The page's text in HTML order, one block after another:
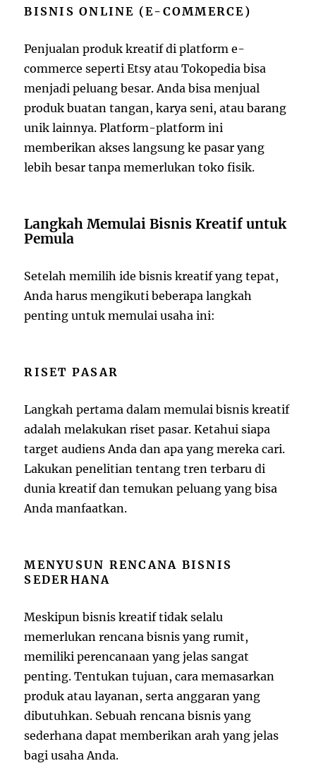
BISNIS ONLINE (E-COMMERCE)
Penjualan produk kreatif di platform e-
commerce seperti Etsy atau Tokopedia bisa
menjadi peluang besar. Anda bisa menjual
produk buatan tangan, karya seni, atau barang
unik lainnya. Platform-platform ini
memberikan akses langsung ke pasar yang
lebih besar tanpa memerlukan toko fisik.
Langkah Memulai Bisnis Kreatif untuk
Pemula
Setelah memilih ide bisnis kreatif yang tepat,
Anda harus mengikuti beberapa langkah
penting untuk memulai usaha ini:
RISET PASAR
Langkah pertama dalam memulai bisnis kreatif
adalah melakukan riset pasar. Ketahui siapa
target audiens Anda dan apa yang mereka cari.
Lakukan penelitian tentang tren terbaru di
dunia kreatif dan temukan peluang yang bisa
Anda manfaatkan.
MENYUSUN RENCANA BISNIS
SEDERHANA
Meskipun bisnis kreatif tidak selalu
memerlukan rencana bisnis yang rumit,
memiliki perencanaan yang jelas sangat
penting. Tentukan tujuan, cara memasarkan
produk atau layanan, serta anggaran yang
dibutuhkan. Sebuah rencana bisnis yang
sederhana dapat memberikan arah yang jelas
bagi usaha Anda.